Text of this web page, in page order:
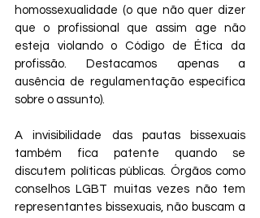
homossexualidade (o que não quer dizer
que o profissional que assim age não
esteja violando o Código de Ética da
profissão. Destacamos apenas a
ausência de regulamentação específica
sobre o assunto).
A invisibilidade das pautas bissexuais
também fica patente quando se
discutem políticas públicas. Órgãos como
conselhos LGBT muitas vezes não tem
representantes bissexuais, não buscam a